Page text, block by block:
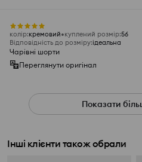
колір:кремовий куплений розмір:56
Відповідність до розміру:ідеальна
Чарівні шорти
Переглянути оригінал
Показати
Інші клієнти також обрали